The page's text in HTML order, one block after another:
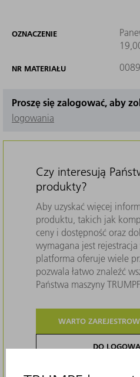
OZNACZENIE
NR MATERIAŁU
Proszę się zalogować, aby
logowania
Czy interesują
produkty?
Aby uzyskać więcej
produktu, takich jak
ceny i dostępność oraz
wymagana jest rejestracja
platforma oferuje wiele
pozwala łatwo znaleźć
Państwa maszyny
WARTO
DO